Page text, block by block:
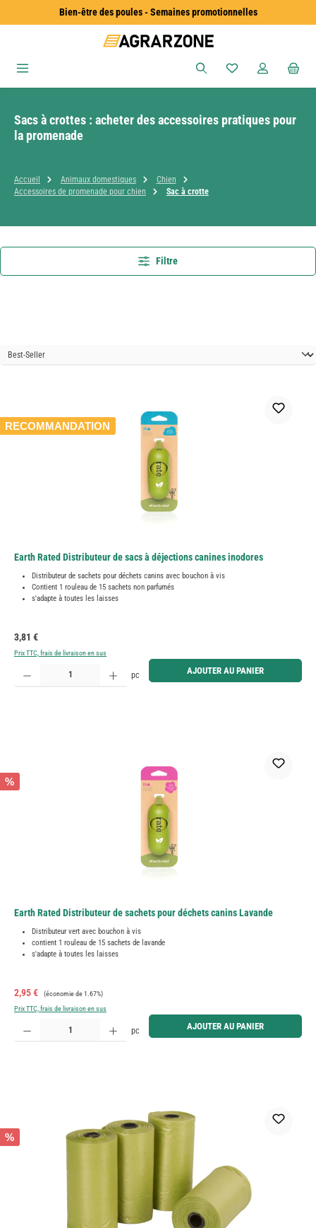
Passer au contenu principalBien-être des poules - Semaines promotionnelles
Vous avez 0
Sacs à crottes : acheter des accessoires pratiques pour
la promenade
Accueil Animaux domestiques
Chien
Accessoires de promenade pour chien
Sac à crotte
Filtre
RECOMMANDATION
Earth Rated Distributeur de sacs à déjections canines inodores
Distributeur de sachets pour déchets canins avec bouchon à vis
Contient 1 rouleau de 15 sachets non parfumés
s'adapte à toutes les laisses
Prix régulier :
3,81 €
Prix TTC, frais de livraison en sus
Quantité de produit : Entrez la quantité souhaitée ou utilisez les boutons pour augmenter ou
pc AJOUTER AU PANIER
%
Earth Rated Distributeur de sachets pour déchets canins Lavande
Distributeur vert avec bouchon à vis
contient 1 rouleau de 15 sachets de lavande
s'adapte à toutes les laisses
Prix de vente :
2,95 € Prix régulier :
(économie de 1.67%)
Prix TTC, frais de livraison en sus
Quantité de produit : Entrez la quantité souhaitée ou utilisez les boutons pour augmenter ou
pc AJOUTER AU PANIER
%